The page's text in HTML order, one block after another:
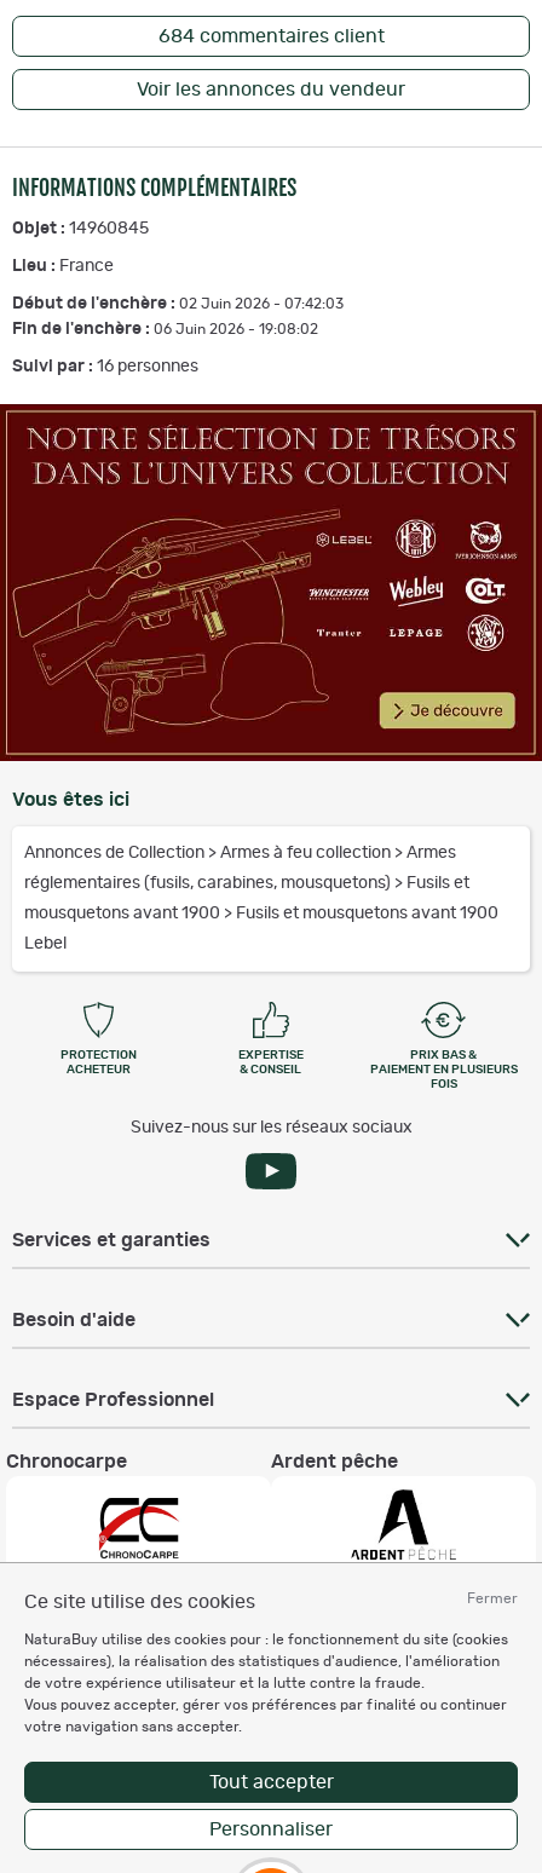
Fermer
Ce site utilise des cookies
NaturaBuy utilise des cookies pour : le fonctionnement du site (cookies
nécessaires), la réalisation des statistiques d'audience, l'amélioration
de votre expérience utilisateur et la lutte contre la fraude.
Vous pouvez accepter, gérer vos préférences par finalité ou continuer
votre navigation sans accepter.
Tout accepter
Personnaliser
684commentaires client
Voir les annonces du vendeur
INFORMATIONS COMPLÉMENTAIRES
Objet : 14960845
Lieu : France
Début de l'enchère : 02 Juin 2026 - 07:42:03
Fin de l'enchère : 06 Juin 2026 - 19:08:02
Suivi par : 16 personnes
Vous êtes ici
Annonces de Collection > Armes à feu collection > Armes
réglementaires (fusils, carabines, mousquetons) > Fusils et
mousquetons avant 1900 > Fusils et mousquetons avant 1900
Lebel
PROTECTION
ACHETEUR
EXPERTISE
& CONSEIL
PRIX BAS &
PAIEMENT EN PLUSIEURS
FOIS
Suivez-nous sur les réseaux sociaux
Services et garanties
Besoin d'aide
Espace Professionnel
Chronocarpe Ardent pêche
Charte éthique
Mentions légales
Règlement & Conditions d'utilisation
Politique de protection
des données personnelles
Personnalisation des cookies
Copyright © 2007-2026 NaturaBuy. Tous droits réservés. N°CNIL: 1239459.